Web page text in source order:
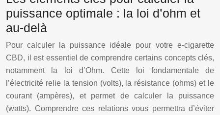
puissance optimale : la loi d’ohm et
au-delà
Pour calculer la puissance idéale pour votre e-cigarette
CBD, il est essentiel de comprendre certains concepts clés,
notamment la loi d’Ohm. Cette loi fondamentale de
l’électricité relie la tension (volts), la résistance (ohms) et le
courant (ampères), et permet de calculer la puissance
(watts). Comprendre ces relations vous permettra d’éviter